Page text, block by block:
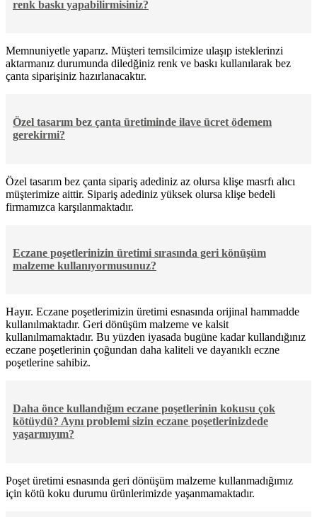
renk baskı yapabilirmisiniz?
Memnuniyetle yaparız. Müşteri temsilcimize ulaşıp isteklerinzi
aktarmanız durumunda diledğiniz renk ve baskı kullanılarak bez
çanta siparişiniz hazırlanacaktır.
Özel tasarım bez çanta üretiminde ilave ücret ödemem
gerekirmi?
Özel tasarım bez çanta sipariş adediniz az olursa klişe masrfı alıcı
müşterimize aittir. Sipariş adediniz yüksek olursa klişe bedeli
firmamızca karşılanmaktadır.
Eczane poşetlerinizin üretimi sırasında geri könüşüm
malzeme kullanıyormusunuz?
Hayır. Eczane poşetlerimizin üretimi esnasında orijinal hammadde
kullanılmaktadır. Geri dönüşüm malzeme ve kalsit
kullanılmamaktadır. Bu yüzden iyasada bugüne kadar kullandığınız
eczane poşetlerinin çoğundan daha kaliteli ve dayanıklı eczne
poşetlerine sahibiz.
Daha önce kullandığım eczane poşetlerinin kokusu çok
kötüydü? Aynı problemi sizin eczane poşetlerinizdede
yaşarmıyım?
Poşet üretimi esnasında geri dönüşüm malzeme kullanmadığımız
için kötü koku durumu ürünlerimizde yaşanmamaktadır.